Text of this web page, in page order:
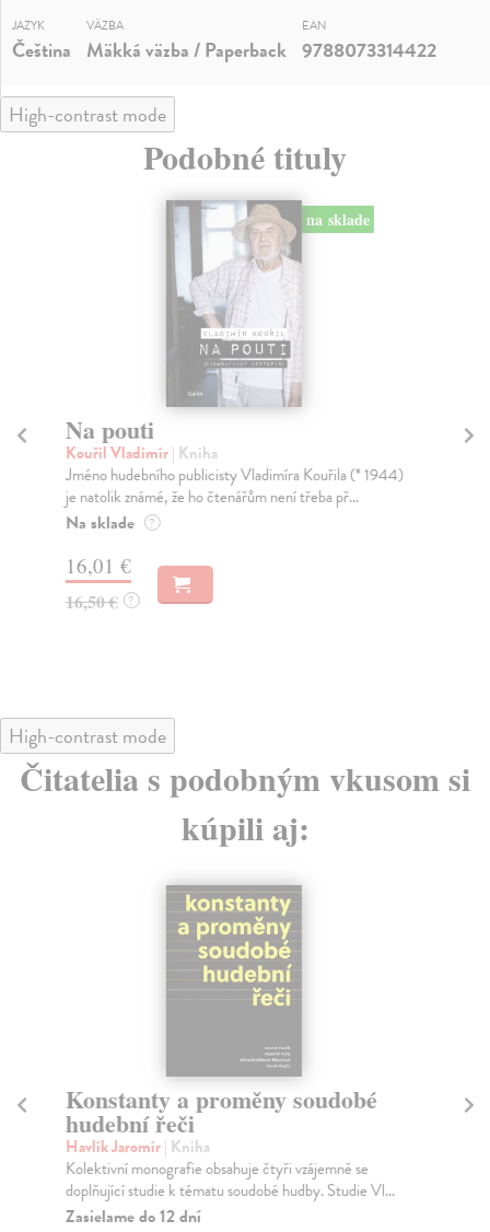
JAZYK
Čeština
VÄZBA
Mäkká väzba / Paperback
EAN
9788073314422
High-contrast mode
Podobné tituly
na sklade
Na pouti
Kouřil Vladimír| Kniha
Jméno hudebního publicisty Vladimíra Kouřila (* 1944)
je natolik známé, že ho čtenářům není třeba př...
Na sklade ?
16,01 €
16,50 € ?
High-contrast mode
Čitatelia s podobným vkusom si
kúpili aj:
Konstanty a proměny soudobé
hudební řeči
Havlík Jaromír| Kniha
Kolektivní monografie obsahuje čtyři vzájemně se
doplňující studie k tématu soudobé hudby. Studie Vl...
Zasielame do 12 dní